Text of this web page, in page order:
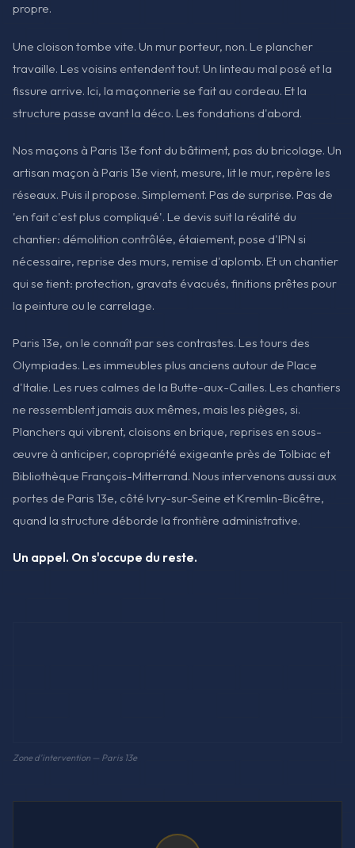
propre.
Une cloison tombe vite. Un mur porteur, non. Le plancher
travaille. Les voisins entendent tout. Un linteau mal posé et la
fissure arrive. Ici, la maçonnerie se fait au cordeau. Et la
structure passe avant la déco. Les fondations d'abord.
Nos maçons à Paris 13e font du bâtiment, pas du bricolage. Un
artisan maçon à Paris 13e vient, mesure, lit le mur, repère les
réseaux. Puis il propose. Simplement. Pas de surprise. Pas de
'en fait c'est plus compliqué'. Le devis suit la réalité du
chantier: démolition contrôlée, étaiement, pose d'IPN si
nécessaire, reprise des murs, remise d'aplomb. Et un chantier
qui se tient: protection, gravats évacués, finitions prêtes pour
la peinture ou le carrelage.
Paris 13e, on le connaît par ses contrastes. Les tours des
Olympiades. Les immeubles plus anciens autour de Place
d'Italie. Les rues calmes de la Butte-aux-Cailles. Les chantiers
ne ressemblent jamais aux mêmes, mais les pièges, si.
Planchers qui vibrent, cloisons en brique, reprises en sous-
œuvre à anticiper, copropriété exigeante près de Tolbiac et
Bibliothèque François-Mitterrand. Nous intervenons aussi aux
portes de Paris 13e, côté Ivry-sur-Seine et Kremlin-Bicêtre,
quand la structure déborde la frontière administrative.
Un appel. On s'occupe du reste.
Zone d'intervention — Paris 13e